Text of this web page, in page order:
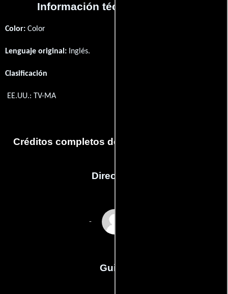
Información técnica y general
Color: Color
Lenguaje original: Inglés.
Clasificación
EE.UU.: TV-MA
Créditos completos del capítulo Chapter 23
Dirección
-
Guión